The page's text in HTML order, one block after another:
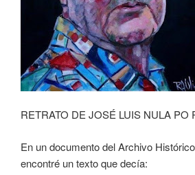
RETRATO DE JOSÉ LUIS NULA PO
En un documento del Archivo
encontré un texto que decía: